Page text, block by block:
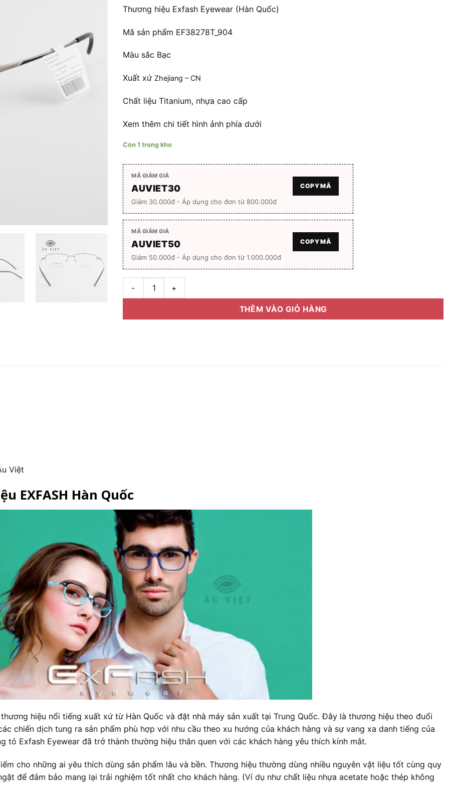
1.380.000 ₫.
là:
1.104.000 ₫.
Thương hiệu Exfash Eyewear (Hàn Quốc)
Mã sản phẩm EF38278T_904
Màu sắc Bạc
Xuất xứ Zhejiang – CN
Chất liệu Titanium, nhựa cao cấp
Xem thêm chi tiết hình ảnh phía dưới
Còn 1 trong kho
MÃ GIẢM GIÁ
AUVIET30
Giảm 30.000đ - Áp dụng cho đơn từ 800.000đ
COPY MÃ
MÃ GIẢM GIÁ
AUVIET50
Giảm 50.000đ - Áp dụng cho đơn từ 1.000.000đ
COPY MÃ
Gọng kính Exfash Hàn Quốc EF38278T_904 [NEW] số lượng
THÊM VÀO GIỎ HÀNG
Việt
EXFASH Hàn Quốc
hiệu nổi tiếng xuất xứ từ Hàn Quốc và đặt nhà máy sản xuất tại Trung Quốc. Đây là thương hiệu theo đuổi
chiến dịch tung ra sản phẩm phù hợp với nhu cầu theo xu hướng của khách hàng và sự vang xa danh tiếng của
Exfash Eyewear đã trở thành thường hiệu thân quen với các khách hàng yêu thích kính mắt.
cho những ai yêu thích dùng sản phẩm lâu và bền. Thương hiệu thường dùng nhiều nguyên vật liệu tốt cùng quy
để đảm bảo mang lại trải nghiệm tốt nhất cho khách hàng. (Ví dụ như chất liệu nhựa acetate hoặc thép không